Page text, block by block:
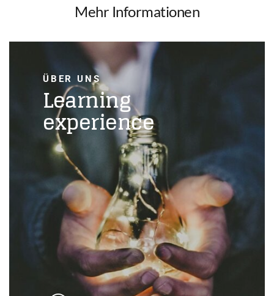
Mehr Informationen
ÜBER UNS
Learning
experience